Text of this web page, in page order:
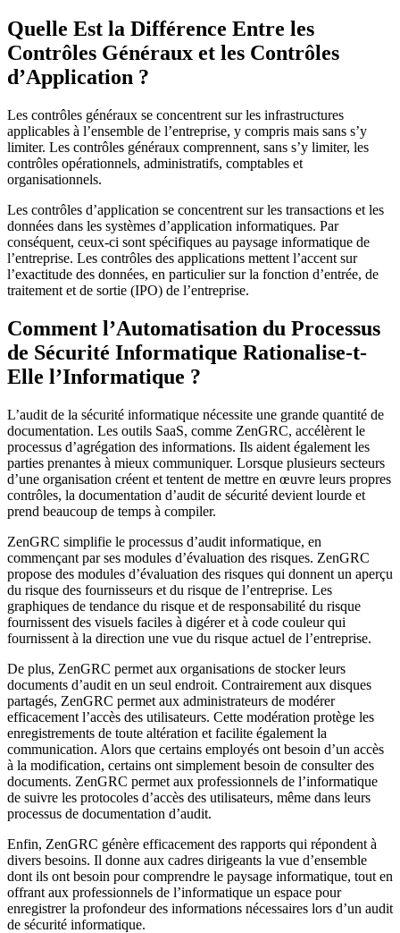
Quelle Est la Différence Entre les
Contrôles Généraux et les Contrôles
d’Application ?
Les contrôles généraux se concentrent sur les infrastructures
applicables à l’ensemble de l’entreprise, y compris mais sans s’y
limiter. Les contrôles généraux comprennent, sans s’y limiter, les
contrôles opérationnels, administratifs, comptables et
organisationnels.
Les contrôles d’application se concentrent sur les transactions et les
données dans les systèmes d’application informatiques. Par
conséquent, ceux-ci sont spécifiques au paysage informatique de
l’entreprise. Les contrôles des applications mettent l’accent sur
l’exactitude des données, en particulier sur la fonction d’entrée, de
traitement et de sortie (IPO) de l’entreprise.
Comment l’Automatisation du Processus
de Sécurité Informatique Rationalise-t-
Elle l’Informatique ?
L’audit de la sécurité informatique nécessite une grande quantité de
documentation. Les outils SaaS, comme ZenGRC, accélèrent le
processus d’agrégation des informations. Ils aident également les
parties prenantes à mieux communiquer. Lorsque plusieurs secteurs
d’une organisation créent et tentent de mettre en œuvre leurs propres
contrôles, la documentation d’audit de sécurité devient lourde et
prend beaucoup de temps à compiler.
ZenGRC simplifie le processus d’audit informatique, en
commençant par ses modules d’évaluation des risques. ZenGRC
propose des modules d’évaluation des risques qui donnent un aperçu
du risque des fournisseurs et du risque de l’entreprise. Les
graphiques de tendance du risque et de responsabilité du risque
fournissent des visuels faciles à digérer et à code couleur qui
fournissent à la direction une vue du risque actuel de l’entreprise.
De plus, ZenGRC permet aux organisations de stocker leurs
documents d’audit en un seul endroit. Contrairement aux disques
partagés, ZenGRC permet aux administrateurs de modérer
efficacement l’accès des utilisateurs. Cette modération protège les
enregistrements de toute altération et facilite également la
communication. Alors que certains employés ont besoin d’un accès
à la modification, certains ont simplement besoin de consulter des
documents. ZenGRC permet aux professionnels de l’informatique
de suivre les protocoles d’accès des utilisateurs, même dans leurs
processus de documentation d’audit.
Enfin, ZenGRC génère efficacement des rapports qui répondent à
divers besoins. Il donne aux cadres dirigeants la vue d’ensemble
dont ils ont besoin pour comprendre le paysage informatique, tout en
offrant aux professionnels de l’informatique un espace pour
enregistrer la profondeur des informations nécessaires lors d’un audit
de sécurité informatique.